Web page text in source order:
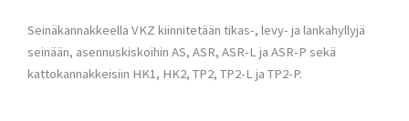
Seinäkannakkeella VKZ kiinnitetään tikas-, levy- ja lankahyllyjä
seinään, asennuskiskoihin AS, ASR, ASR-L ja ASR-P sekä
kattokannakkeisiin HK1, HK2, TP2, TP2-L ja TP2-P.